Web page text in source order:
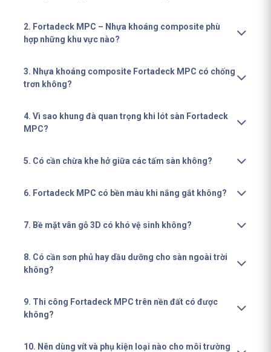
2. Fortadeck MPC – Nhựa khoáng composite phù
hợp những khu vực nào?
3. Nhựa khoáng composite Fortadeck MPC có chống
trơn không?
4. Vì sao khung đà quan trọng khi lót sàn Fortadeck
MPC?
5. Có cần chừa khe hở giữa các tấm sàn không?
6. Fortadeck MPC có bền màu khi nắng gắt không?
7. Bề mặt vân gỗ 3D có khó vệ sinh không?
8. Có cần sơn phủ hay dầu dưỡng cho sàn ngoài trời
không?
9. Thi công Fortadeck MPC trên nền đất có được
không?
10. Nên dùng vít và phụ kiện loại nào cho môi trường